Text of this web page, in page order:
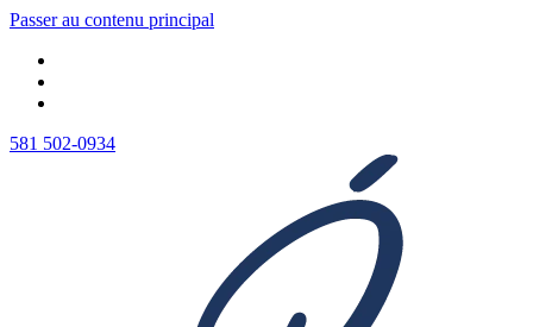
Passer au contenu principal
581 502-0934